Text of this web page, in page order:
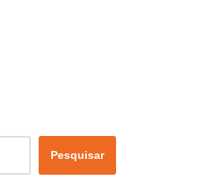
Pesquisar